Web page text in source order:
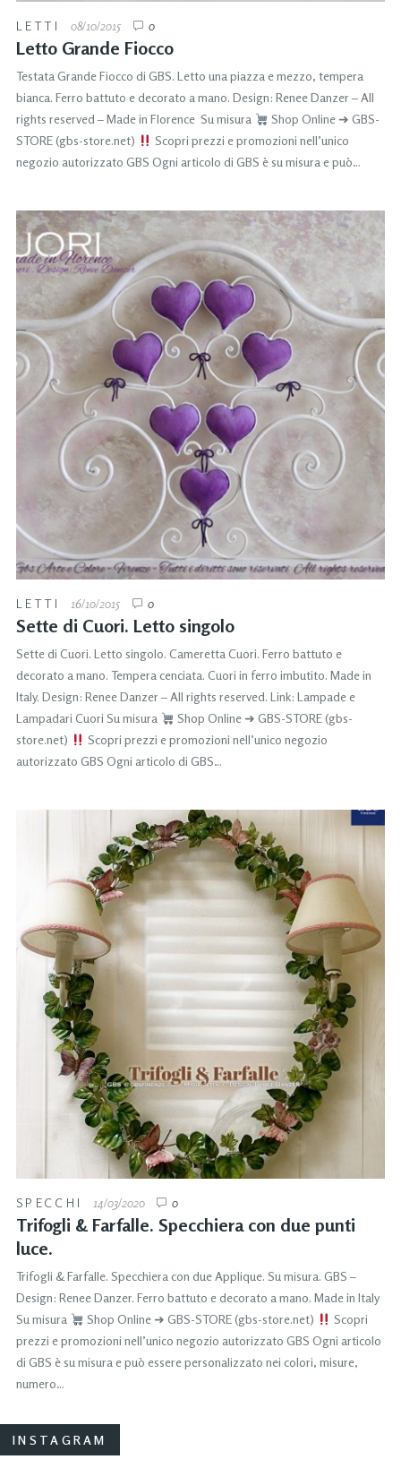
LETTI 08/10/2015 0
Letto Grande Fiocco
Testata Grande Fiocco di GBS. Letto una piazza e mezzo, tempera
bianca. Ferro battuto e decorato a mano. Design: Renee Danzer – All
rights reserved – Made in Florence Su misura
Shop Online ➜ GBS-
STORE (gbs-store.net)
Scopri prezzi e promozioni nell’unico
negozio autorizzato GBS Ogni articolo di GBS è su misura e può…
LETTI 16/10/2015 0
Sette di Cuori. Letto singolo
Sette di Cuori. Letto singolo. Cameretta Cuori. Ferro battuto e
decorato a mano. Tempera cenciata. Cuori in ferro imbutito. Made in
Italy. Design: Renee Danzer – All rights reserved. Link: Lampade e
Lampadari Cuori Su misura
Shop Online ➜ GBS-STORE (gbs-
store.net)
Scopri prezzi e promozioni nell’unico negozio
autorizzato GBS Ogni articolo di GBS…
SPECCHI 14/03/2020 0
Trifogli & Farfalle. Specchiera con due punti
luce.
Trifogli & Farfalle. Specchiera con due Applique. Su misura. GBS –
Design: Renee Danzer. Ferro battuto e decorato a mano. Made in Italy
Su misura
Shop Online ➜ GBS-STORE (gbs-store.net)
Scopri
prezzi e promozioni nell’unico negozio autorizzato GBS Ogni articolo
di GBS è su misura e può essere personalizzato nei colori, misure,
numero…
INSTAGRAM